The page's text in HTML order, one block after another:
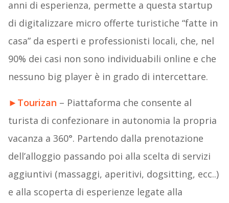
anni di esperienza, permette a questa startup
di digitalizzare micro offerte turistiche “fatte in
casa” da esperti e professionisti locali, che, nel
90% dei casi non sono individuabili online e che
nessuno big player è in grado di intercettare.
► Tourizan – Piattaforma che consente al
turista di confezionare in autonomia la propria
vacanza a 360°. Partendo dalla prenotazione
dell’alloggio passando poi alla scelta di servizi
aggiuntivi (massaggi, aperitivi, dogsitting, ecc..)
e alla scoperta di esperienze legate alla